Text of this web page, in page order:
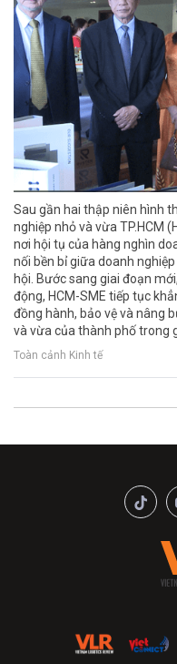
Sau gần hai thập niên hình
nghiệp nhỏ và vừa TP.HCM
nơi hội tụ của hàng nghìn
nối bền bỉ giữa doanh
hội. Bước sang giai đoạn
động, HCM-SME tiếp tục
đồng hành, bảo vệ và nâng
và vừa của thành phố trong
Toàn cảnh Kinh tế